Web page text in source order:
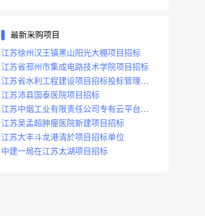
最新采购项目
江苏徐州汉王镇黑山阳光大棚项目招标
江苏省邳州市集成电路技术学院项目招标
江苏省水利工程建设项目招标投标管理办
法
江苏沛县国泰医院项目招标
江苏中烟工业有限责任公司专有云平台扩
容项目招标
江苏吴孟超肿瘤医院新建项目招标
江苏大丰斗龙港清於项目招标单位
中建一局在江苏太湖项目招标